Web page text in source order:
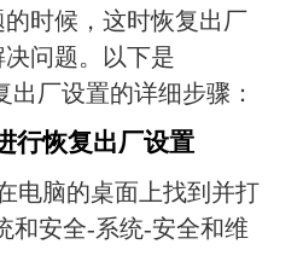
时候，这时恢复出厂
问题。以下是
出厂设置的详细步骤：
行恢复出厂设置
电脑的桌面上找到并打
和安全-系统-安全和维